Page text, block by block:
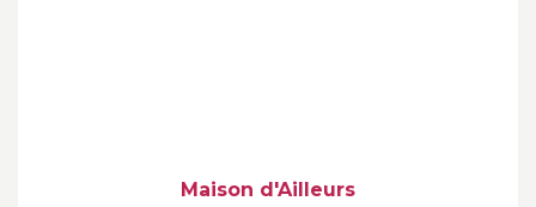
Maison d'Ailleurs